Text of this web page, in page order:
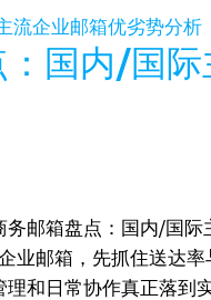
国内/国
邮箱盘点：国内/国
业邮箱，先抓住送达
和日常协作真正落到实